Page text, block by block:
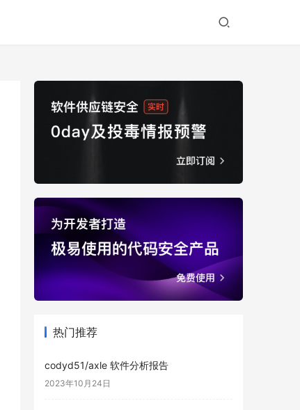
热门推荐
codyd51/axle 软件分析报告
2023年10月24日